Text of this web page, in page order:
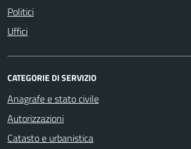
Politici
Uffici
CATEGORIE DI SERVIZIO
Anagrafe e stato civile
Autorizzazioni
Catasto e urbanistica